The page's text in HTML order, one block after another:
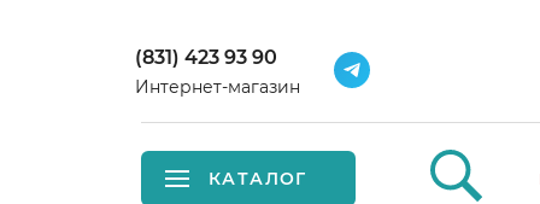
(831) 423 93 90
Интернет-магазин
КАТАЛОГ